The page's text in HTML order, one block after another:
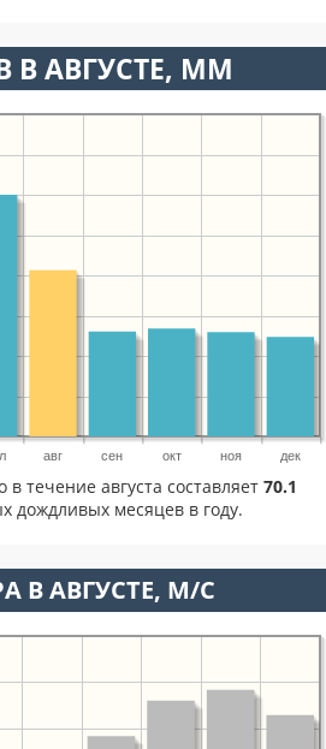
В АВГУСТЕ, ММ
авг сен окт ноя дек
течение августа составляет 70.1
дождливых месяцев в году.
В АВГУСТЕ, М/С